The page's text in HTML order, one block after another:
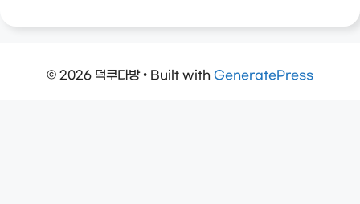
© 2026 덕쿠다방• Built with GeneratePress